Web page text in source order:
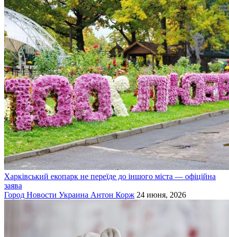
Харківський екопарк не переїде до іншого міста — офіційна
заява
Город Новости Украина Антон Корж 24 июня, 2026